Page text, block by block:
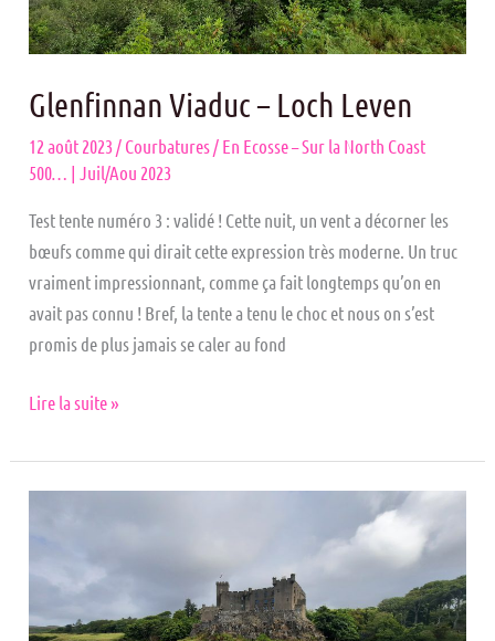
Glenfinnan Viaduc – Loch Leven
12 août 2023 / Courbatures / En Ecosse – Sur la North Coast
500… | Juil/Aou 2023
Test tente numéro 3 : validé ! Cette nuit, un vent a décorner les
bœufs comme qui dirait cette expression très moderne. Un truc
vraiment impressionnant, comme ça fait longtemps qu’on en
avait pas connu ! Bref, la tente a tenu le choc et nous on s’est
promis de plus jamais se caler au fond
Lire la suite »
Dunvegan
Castle
–